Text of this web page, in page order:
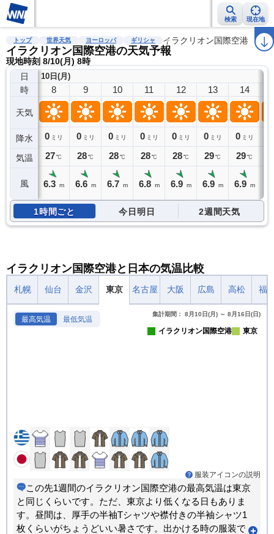
検索 現在地
雨雲レーダー 台風情報 地震情報 警報・注意報 2週間天気 ラ
トップ 世界天気 ヨーロッパ ギリシャ イラクリオン国際空港
イラクリオン国際空港の天気予報
現地時刻 8/10(月) 8時
日
時
天気
降水
気温
風
10日(月)
8
0 ミリ
27℃
6.3 m
9
0 ミリ
28℃
6.6 m
10
0 ミリ
28℃
6.7 m
11
0 ミリ
28℃
6.8 m
12
0 ミリ
28℃
6.9 m
13
0 ミリ
29℃
6.9 m
14
0 ミリ
29℃
6.9 m
1時間ごと 今日明日 2週間天気
イラクリオン国際空港と日本の気温比較
札幌 仙台 金沢 東京 名古屋 大阪 広島 高松 福
最高気温 最低気温
集計期間： 8月10日(月) ～ 8月16日(日)
イラクリオン国際空港 東京
服装アイコンの説明
この先1週間のイラクリオン国際空港の最高気温は東京
と同じくらいです。ただ、東京より低くなる日もありま
す。昼間は、厚手の半袖Tシャツや襟付きの半袖シャツ1
枚くらいがちょうどいい暑さです。出かける時の服装で1